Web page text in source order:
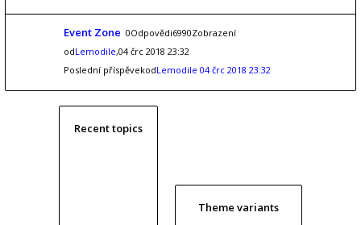
Event Zone 0Odpovědi6990Zobrazení
odLemodile,04 črc 2018 23:32
Poslední příspěvekodLemodile 04 črc 2018 23:32
Recent topics
Theme variants